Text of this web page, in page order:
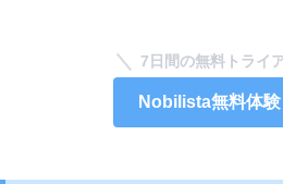
7日間の無料トライ
Nobilista無料体